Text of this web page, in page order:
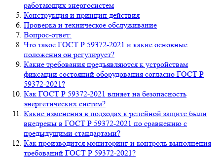
работающих энергосистем
Конструкция и принцип действия
Проверка и техническое обслуживание
Вопрос-ответ:
Что такое ГОСТ Р 59372-2021 и какие основные
положения он регулирует?
Какие требования предъявляются к устройствам
фиксации состояний оборудования согласно ГОСТ Р
59372-2021?
Как ГОСТ Р 59372-2021 влияет на безопасность
энергетических систем?
Какие изменения в подходах к релейной защите были
внедрены в ГОСТ Р 59372-2021 по сравнению с
предыдущими стандартами?
Как производится мониторинг и контроль выполнения
требований ГОСТ Р 59372-2021?